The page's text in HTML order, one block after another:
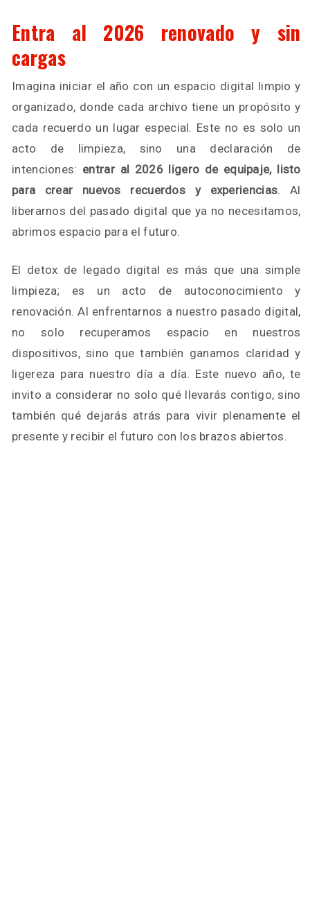
Entra al 2026 renovado y sin
cargas
Imagina iniciar el año con un espacio digital limpio y
organizado, donde cada archivo tiene un propósito y
cada recuerdo un lugar especial. Este no es solo un
acto de limpieza, sino una declaración de
intenciones: entrar al 2026 ligero de equipaje, listo
para crear nuevos recuerdos y experiencias. Al
liberarnos del pasado digital que ya no necesitamos,
abrimos espacio para el futuro.
El detox de legado digital es más que una simple
limpieza; es un acto de autoconocimiento y
renovación. Al enfrentarnos a nuestro pasado digital,
no solo recuperamos espacio en nuestros
dispositivos, sino que también ganamos claridad y
ligereza para nuestro día a día. Este nuevo año, te
invito a considerar no solo qué llevarás contigo, sino
también qué dejarás atrás para vivir plenamente el
presente y recibir el futuro con los brazos abiertos.